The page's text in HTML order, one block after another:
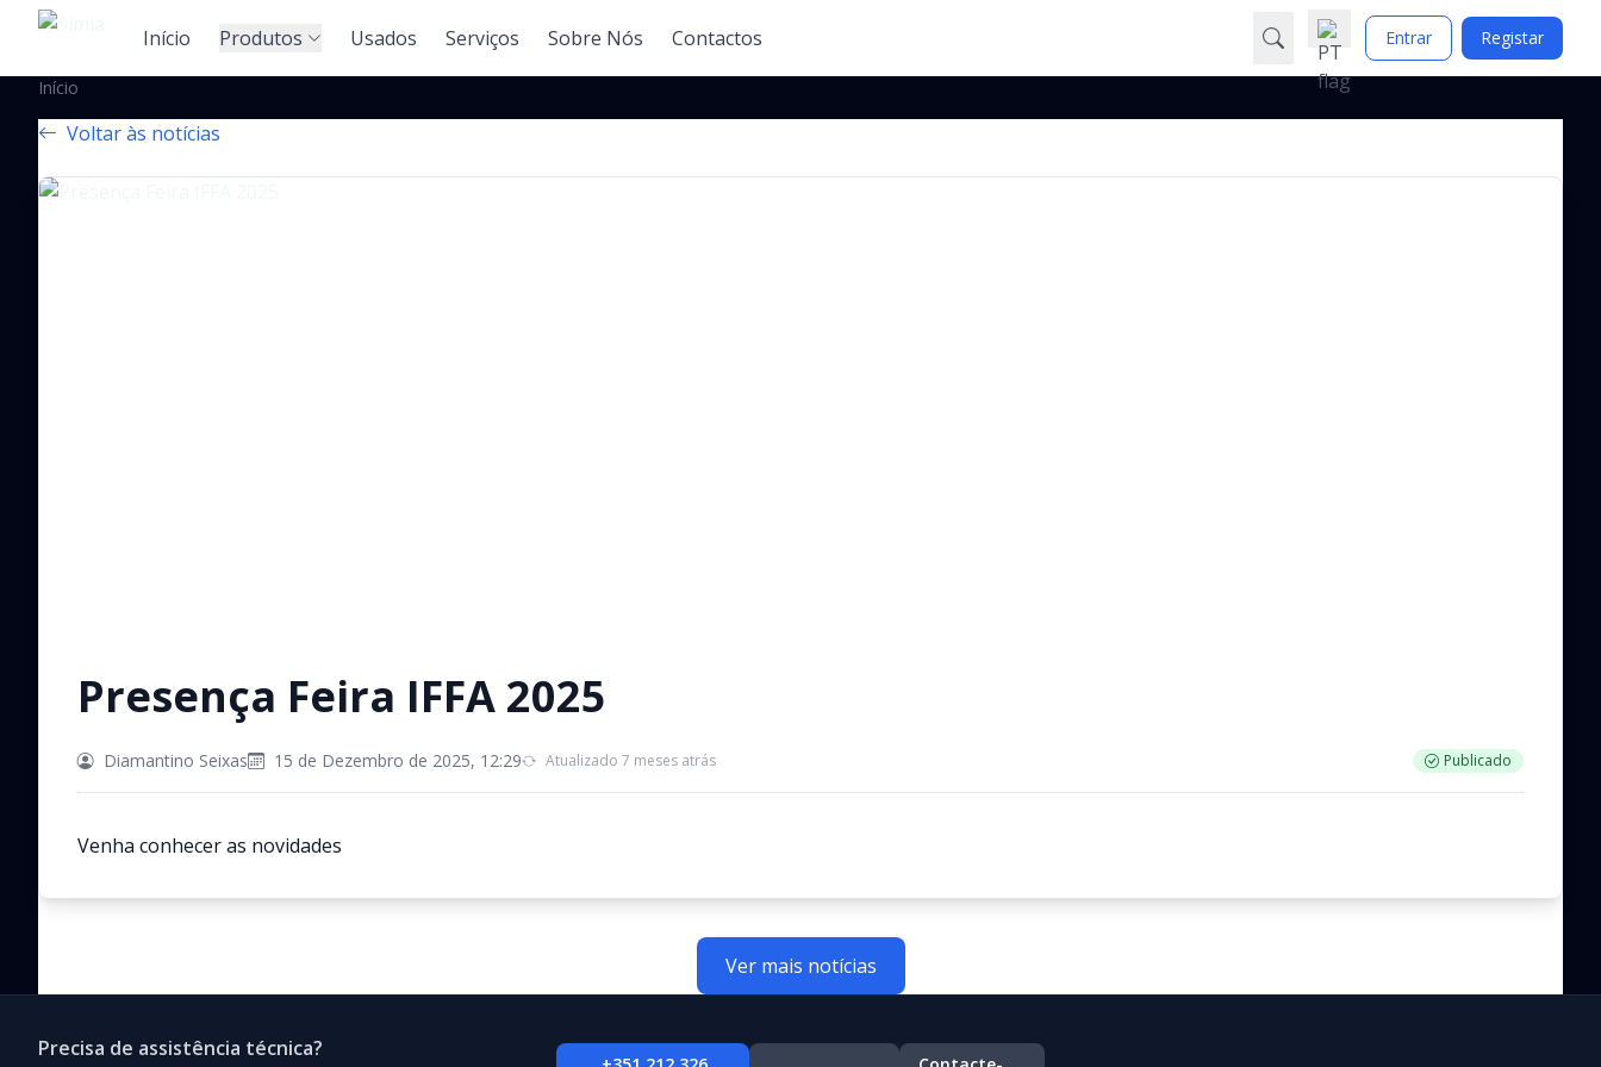
Início Produtos Usados Serviços Sobre Nós Contactos Entrar Registar
Início
Voltar às notícias
Presença Feira IFFA 2025
Diamantino Seixas 15 de Dezembro de 2025, 12:29 Atualizado 7 meses atrás Publicado
Venha conhecer as novidades
Ver mais notícias
Precisa de assistência técnica?